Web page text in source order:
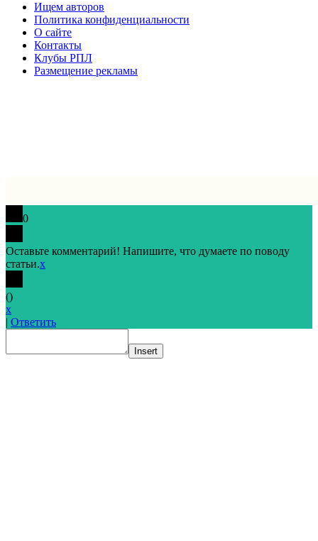
Ищем авторов
Политика конфиденциальности
О сайте
Контакты
Клубы РПЛ
Размещение рекламы
0
Оставьте комментарий! Напишите, что думаете по поводу
статьи.x
()
x
| Ответить
Insert